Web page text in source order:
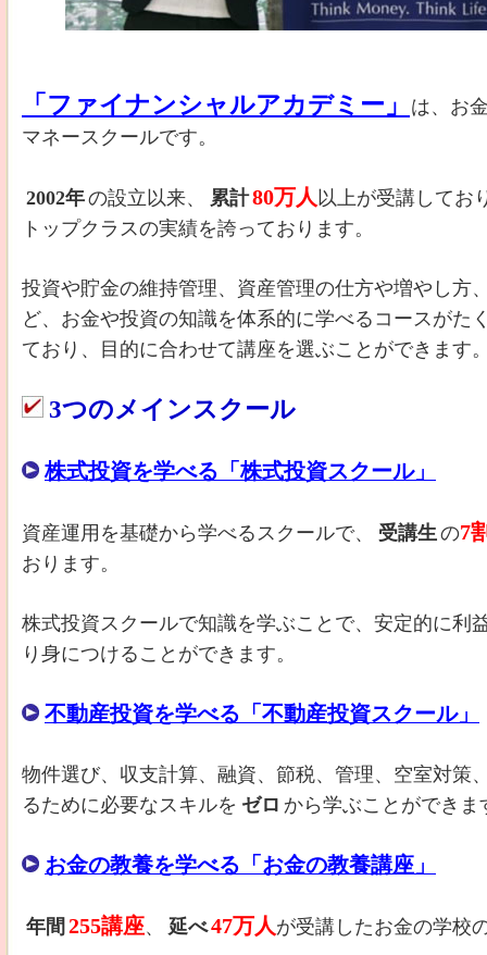
「ファイナンシャルアカデミー」
は、お
マネースクールです。
2002年の設立以来、 累計80万人 以上が受講してお
トップクラスの実績を誇っております。
投資や貯金の維持管理、資産管理の仕方や増やし方
ど、お金や投資の知識を体系的に学べるコースがた
ており、目的に合わせて講座を選ぶことができます
3つのメインスクール
株式投資を学べる「株式投資スクール」
資産運用を基礎から学べるスクールで、 受講生の7
おります。
株式投資スクールで知識を学ぶことで、安定的に利
り身につけることができます。
不動産投資を学べる「不動産投資スクール」
物件選び、収支計算、融資、節税、管理、空室対策
るために必要なスキルを ゼロ から学ぶことができま
お金の教養を学べる「お金の教養講座」
年間 255講座、 延べ47万人 が受講したお金の学校